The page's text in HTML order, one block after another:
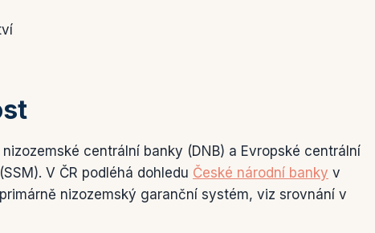
centrální banky (DNB) a Evropské centrální
V ČR podléhá dohledu České národní banky v
nizozemský garanční systém, viz srovnání v